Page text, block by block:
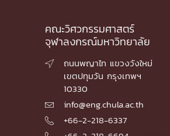
คณะวิศวกรรมศาสตร์
จุฬาลงกรณ์มหาวิทยาลัย

ถนนพญาไท แขวงวังใหม่
เขตปทุมวัน กรุงเทพฯ
10330
 info@eng.chula.ac.th
 +66-2-218-6337